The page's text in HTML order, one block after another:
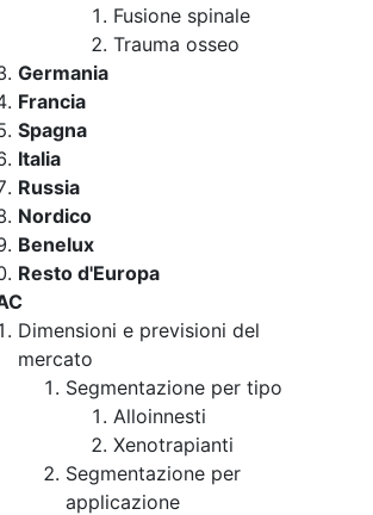
Fusione spinale
Trauma osseo
Germania
Francia
Spagna
Italia
Russia
Nordico
Benelux
Resto d'Europa
Dimensioni e previsioni del
mercato
Segmentazione per tipo
Alloinnesti
Xenotrapianti
Segmentazione per
applicazione